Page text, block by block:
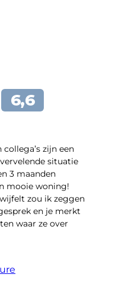
collega’s zijn een
situatie
3 maanden
mooie woning!
zou ik zeggen
en je merkt
waar ze over